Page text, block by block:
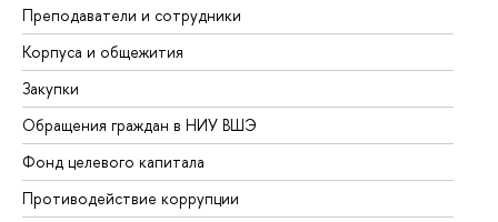
Преподаватели и сотрудники
Корпуса и общежития
Закупки
Обращения граждан в НИУ ВШЭ
Фонд целевого капитала
Противодействие коррупции